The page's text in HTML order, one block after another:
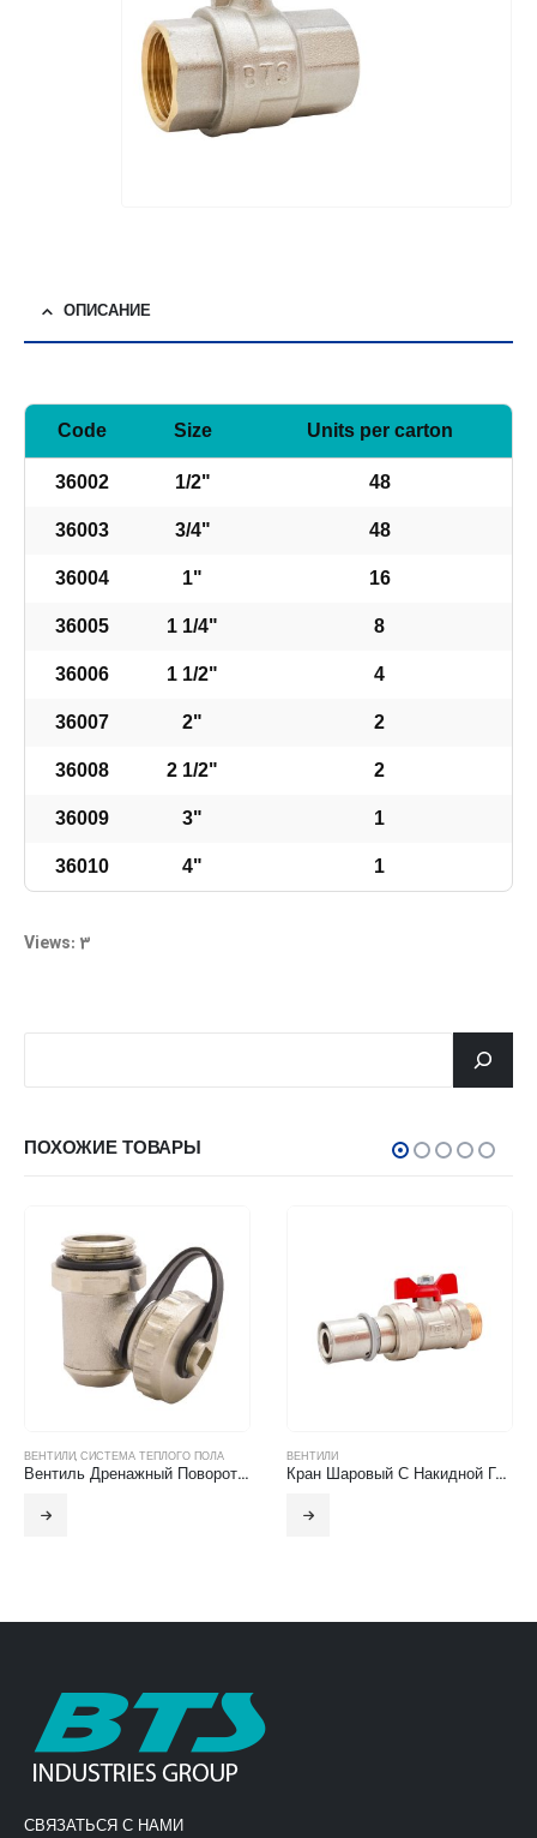
ОПИСАНИЕ
Code Size Units per carton
36002 1/2" 48
36003 3/4" 48
36004 1" 16
36005 1 1/4" 8
36006 1 1/2" 4
36007 2" 2
36008 2 1/2" 2
36009 3" 1
36010 4" 1
Views: 3
ПОХОЖИЕ ТОВАРЫ
ВЕНТИЛИ, СИСТЕМА ТЕПЛОГО ПОЛА
Вентиль Дренажный Поворотный С Заглушкой
ВЕНТИЛИ
Кран Шаровый С Накидной Гайкой Для Металлопластиковой Трубы, Под Пресс (Бабочка)
СВЯЗАТЬСЯ С НАМИ